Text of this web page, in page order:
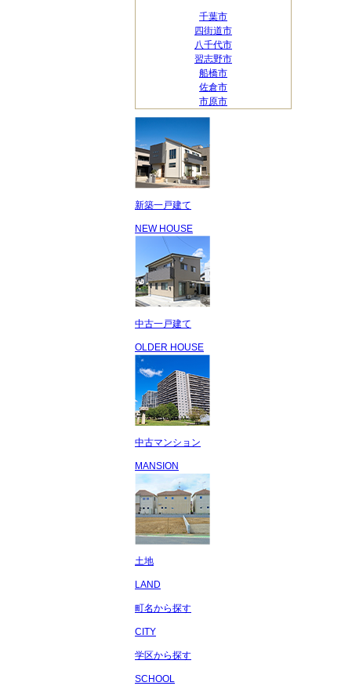
千葉市
四街道市
八千代市
習志野市
船橋市
佐倉市
市原市
新築一戸建て
NEW HOUSE
中古一戸建て
OLDER HOUSE
中古マンション
MANSION
土地
LAND
町名から探す
CITY
学区から探す
SCHOOL